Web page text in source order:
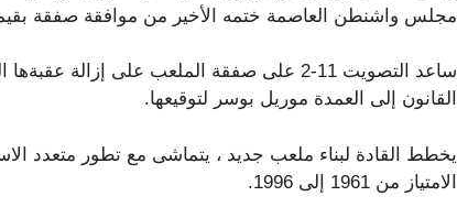
مجلس واشنطن العاصمة ختمه الأخير من موافقة صفقة بقيمة 3.7 مليار دولار ستعيد الامتياز إلى عاصمة
ساعد التصويت 11-2 على صفقة الملعب على
القانون إلى العمدة موريل بوسر لتوقيعها.
الامتياز من 1961 إلى 1996.